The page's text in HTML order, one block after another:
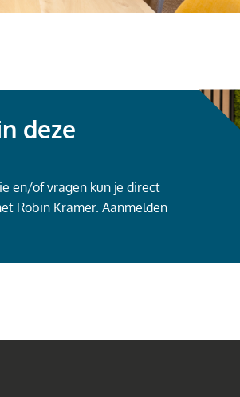
deze
en/of vragen kun je direct
Robin Kramer. Aanmelden